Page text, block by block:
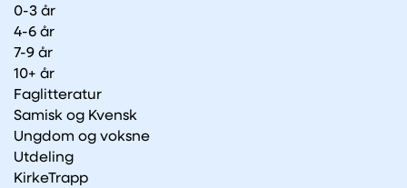
0-3 år
4-6 år
7-9 år
10+ år
Faglitteratur
Samisk og Kvensk
Ungdom og voksne
Utdeling
KirkeTrapp